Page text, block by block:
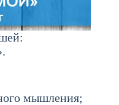
мышления;